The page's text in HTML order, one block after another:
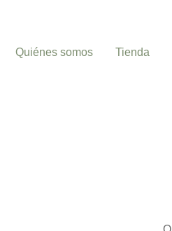
Quiénes somos Tienda